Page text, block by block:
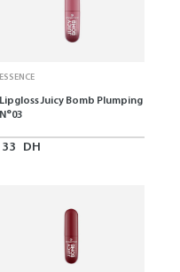
ESSENCE
Lipgloss Juicy Bomb Plumping
N°03
33 DH